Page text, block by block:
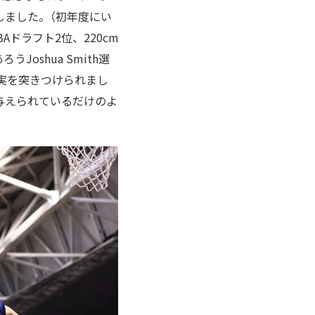
した。（初年度にい
ドラフト2位、220cm
ろうJoshua Smith選
を突きつけられまし
られているだけのよ